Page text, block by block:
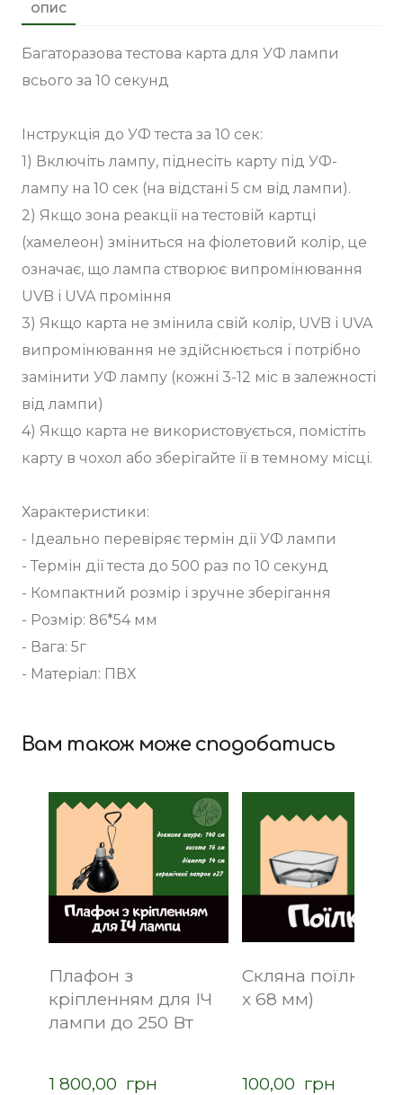
ОПИС
Багаторазова тестова карта для УФ лампи
всього за 10 секунд
Інструкція до УФ теста за 10 сек:
1) Включіть лампу, піднесіть карту під УФ-
лампу на 10 сек (на відстані 5 см від лампи).
2) Якщо зона реакції на тестовій картці
(хамелеон) зміниться на фіолетовий колір, це
означає, що лампа створює випромінювання
UVB і UVA проміння
3) Якщо карта не змінила свій колір, UVB і UVA
випромінювання не здійснюється і потрібно
замінити УФ лампу (кожні 3-12 міс в залежності
від лампи)
4) Якщо карта не використовується, помістіть
карту в чохол або зберігайте її в темному місці.
Характеристики:
- Ідеально перевіряє термін дії УФ лампи
- Термін дії теста до 500 раз по 10 секунд
- Компактний розмір і зручне зберігання
- Розмір: 86*54 мм
- Вага: 5г
- Матеріал: ПВХ
Вам також може сподобатись
Плафон з
кріпленням для ІЧ
лампи до 250 Вт
1 800,00  грн
Скляна поїлка S
x 68 мм)
100,00  грн